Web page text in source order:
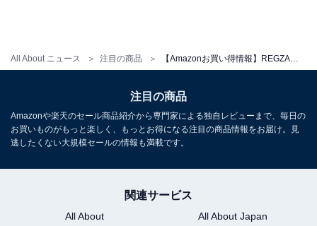
All About ニュース 注目の商品
速液晶/Dolby Atomos/ダブルチューナー / 2番組同時録画
/ スマートテレビ / 2022年モデル)
Amazonで見る
REGZA「40V35N」
注目の商品
Amazonや楽天のセール商品紹介から専門家による独自レビューまで、毎日の
お買いものがもっと楽しく、もっとお得になる注目の商品情報をお届け。見
逃したくない大規模セールの情報も満載です。
関連サービス
All About
All About Japan